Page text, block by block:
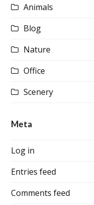
Animals
Blog
Nature
Office
Scenery
Meta
Log in
Entries feed
Comments feed